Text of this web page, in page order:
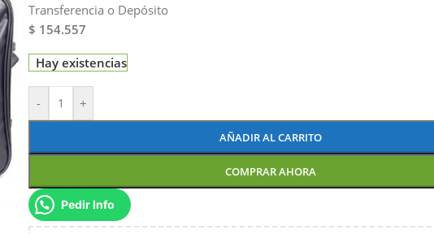
Transferencia o Depósito
$ 154.557
Hay existencias
- +
AÑADIR AL CARRITO
COMPRAR AHORA
Pedir Info